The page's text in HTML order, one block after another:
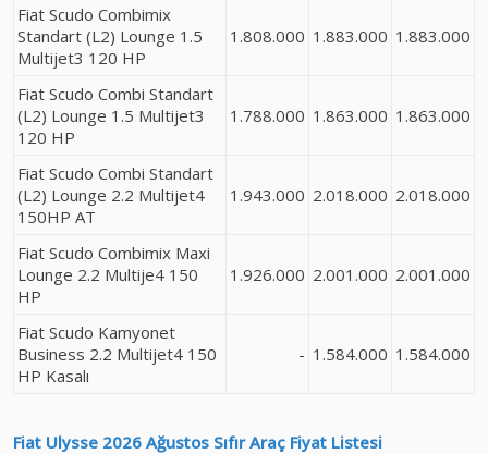
Fiat Scudo Combimix
Standart (L2) Lounge 1.5
Multijet3 120 HP
1.808.000 1.883.000 1.883.000
Fiat Scudo Combi Standart
(L2) Lounge 1.5 Multijet3
120 HP
1.788.000 1.863.000 1.863.000
Fiat Scudo Combi Standart
(L2) Lounge 2.2 Multijet4
150HP AT
1.943.000 2.018.000 2.018.000
Fiat Scudo Combimix Maxi
Lounge 2.2 Multije4 150
HP
1.926.000 2.001.000 2.001.000
Fiat Scudo Kamyonet
Business 2.2 Multijet4 150
HP Kasalı
- 1.584.000 1.584.000
Fiat Ulysse 2026 Ağustos Sıfır Araç Fiyat Listesi